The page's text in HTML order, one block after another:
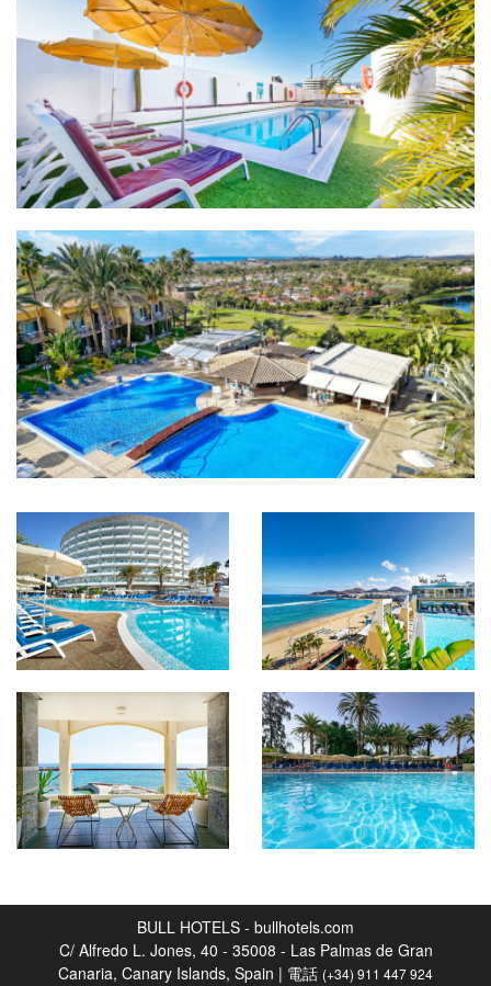
BULL HOTELS - bullhotels.com
C/ Alfredo L. Jones, 40 - 35008 - Las Palmas de Gran
Canaria, Canary Islands, Spain | 電話 (+34) 911 447 924